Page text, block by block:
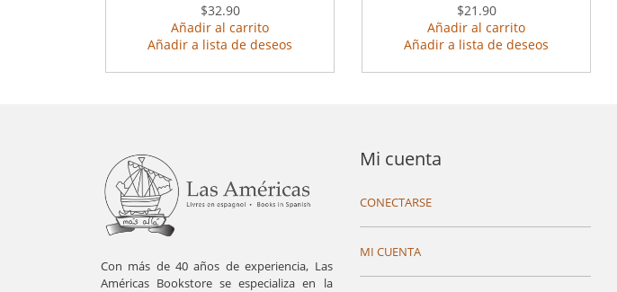
$32.90
Añadir al carrito
Añadir a lista de deseos
$21.90
Añadir al carrito
Añadir a lista de deseos
Con más de 40 años de experiencia, Las
Américas Bookstore se especializa en la
Mi cuenta
CONECTARSE
MI CUENTA